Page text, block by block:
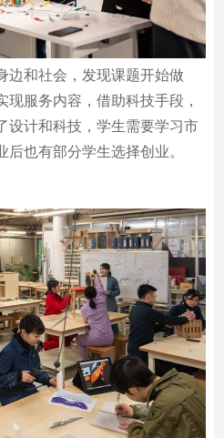
边和社会，发现课题开始做
服务内容，借助科技手段，
也有部分学生选择创业。